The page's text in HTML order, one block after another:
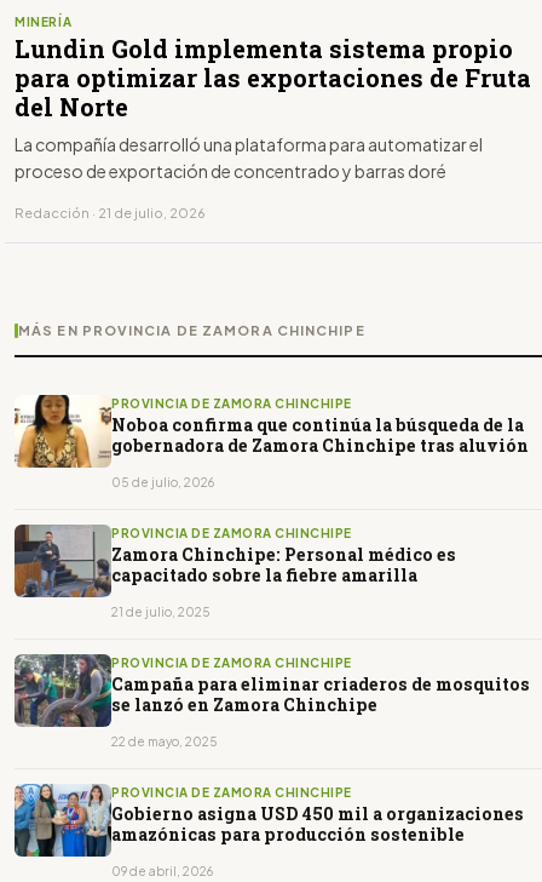
MINERÍA
Lundin Gold implementa sistema propio
para optimizar las exportaciones de Fruta
del Norte
La compañía desarrolló una plataforma para automatizar el
proceso de exportación de concentrado y barras doré
Redacción · 21 de julio, 2026
MÁS EN PROVINCIA DE ZAMORA CHINCHIPE
PROVINCIA DE ZAMORA CHINCHIPE
Noboa confirma que continúa la búsqueda de la
gobernadora de Zamora Chinchipe tras aluvión
05 de julio, 2026
PROVINCIA DE ZAMORA CHINCHIPE
Zamora Chinchipe: Personal médico es
capacitado sobre la fiebre amarilla
21 de julio, 2025
PROVINCIA DE ZAMORA CHINCHIPE
Campaña para eliminar criaderos de mosquitos
se lanzó en Zamora Chinchipe
22 de mayo, 2025
PROVINCIA DE ZAMORA CHINCHIPE
Gobierno asigna USD 450 mil a organizaciones
amazónicas para producción sostenible
09 de abril, 2026